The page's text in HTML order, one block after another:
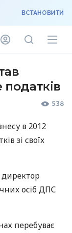
ВСТАНОВИТИ
податків
538
в 2012
зі своїх
директор
осібДПС
перебуває